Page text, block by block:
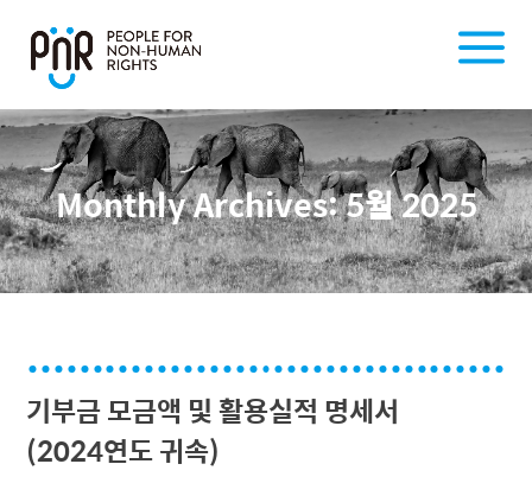
Monthly Archives:5월 2025
기부금 모금액 및 활용실적 명세서
(2024연도 귀속)